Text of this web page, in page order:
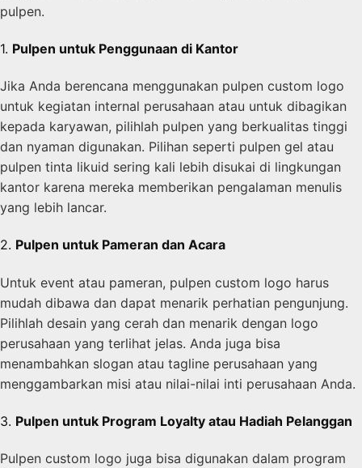
pulpen.
1. Pulpen untuk Penggunaan di Kantor
Jika Anda berencana menggunakan pulpen custom logo
untuk kegiatan internal perusahaan atau untuk dibagikan
kepada karyawan, pilihlah pulpen yang berkualitas tinggi
dan nyaman digunakan. Pilihan seperti pulpen gel atau
pulpen tinta likuid sering kali lebih disukai di lingkungan
kantor karena mereka memberikan pengalaman menulis
yang lebih lancar.
2. Pulpen untuk Pameran dan Acara
Untuk event atau pameran, pulpen custom logo harus
mudah dibawa dan dapat menarik perhatian pengunjung.
Pilihlah desain yang cerah dan menarik dengan logo
perusahaan yang terlihat jelas. Anda juga bisa
menambahkan slogan atau tagline perusahaan yang
menggambarkan misi atau nilai-nilai inti perusahaan Anda.
3. Pulpen untuk Program Loyalty atau Hadiah Pelanggan
Pulpen custom logo juga bisa digunakan dalam program